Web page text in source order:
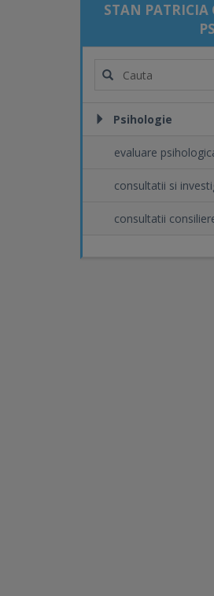
STAN
Psihologie
evaluare
consultatii si
consultatii